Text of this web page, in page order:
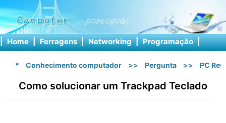
| Home | Ferragens | Networking | Programação |
* Conhecimento computador >> Pergunta >> PC
Como solucionar um Trackpad Teclado